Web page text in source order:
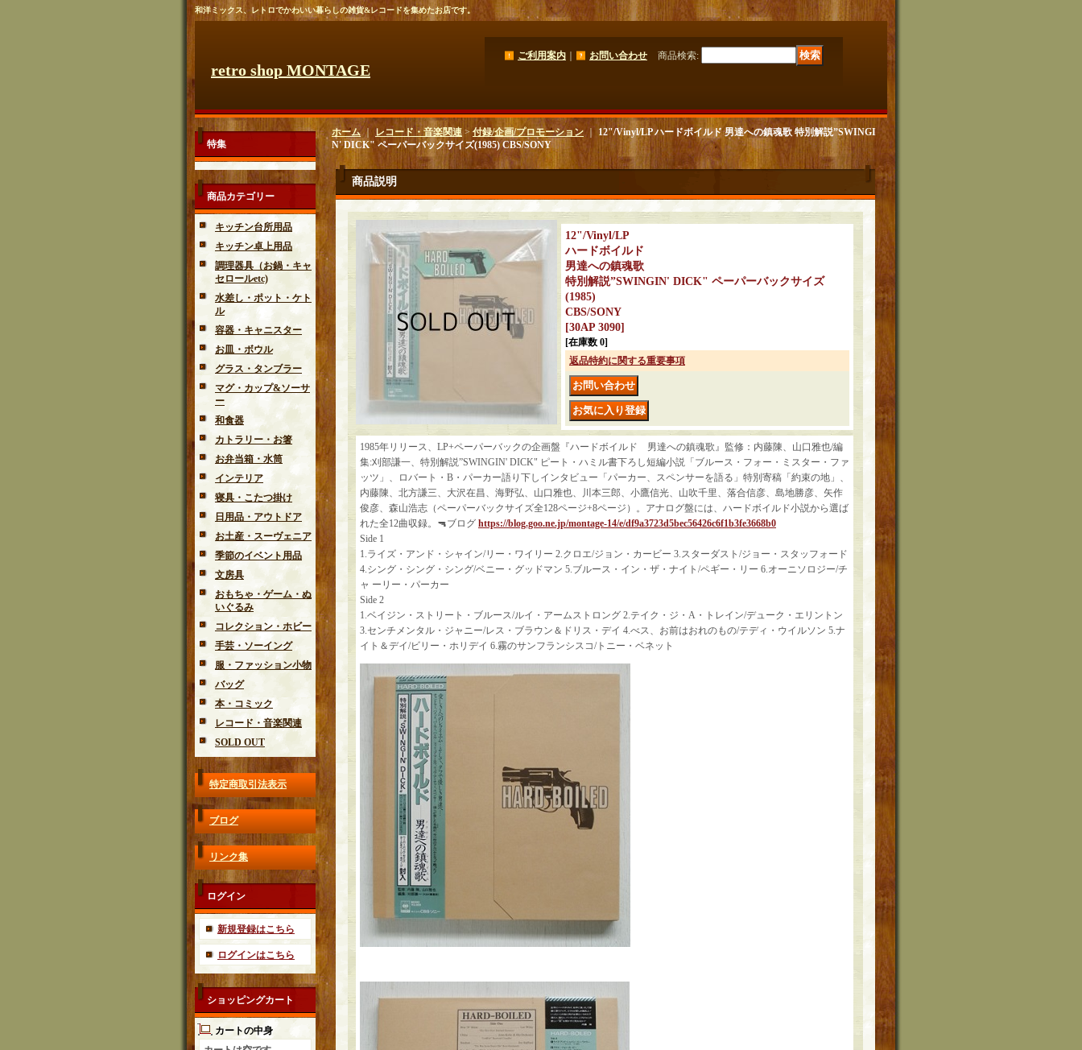
和洋ミックス、レトロでかわいい暮らしの雑貨&レコードを集めたお店です。
retro shop MONTAGE
ご利用案内 お問い合わせ 商品検索:
特集
商品カテゴリー
キッチン台所用品
キッチン卓上用品
調理器具（お鍋・キャ
セロールetc)
水差し・ポット・ケト
ル
容器・キャニスター
お皿・ボウル
グラス・タンブラー
マグ・カップ&ソーサ
ー
和食器
カトラリー・お箸
お弁当箱・水筒
インテリア
寝具・こたつ掛け
日用品・アウトドア
お土産・スーヴェニア
季節のイベント用品
文房具
おもちゃ・ゲーム・ぬ
いぐるみ
コレクション・ホビー
手芸・ソーイング
服・ファッション小物
バッグ
本・コミック
レコード・音楽関連
SOLD OUT
特定商取引法表示
ブログ
リンク集
ログイン
新規登録はこちら
ログインはこちら
ショッピングカート
カートの中身
ホーム｜ レコード・音楽関連 > 付録/企画/プロモーション｜ 12"/Vinyl/LP ハードボイルド 男達への鎮魂歌 特別解説”SWINGI
N' DICK" ペーパーバックサイズ(1985) CBS/SONY
商品説明
12"/Vinyl/LP
ハードボイルド
男達への鎮魂歌
特別解説”SWINGIN' DICK" ペーパーバックサイズ
(1985)
CBS/SONY
[30AP 3090]
[在庫数 0]
返品特約に関する重要事項
1985年リリース、LP+ペーパーバックの企画盤『ハードボイルド 男達への鎮魂歌』監修：内藤陳、山口雅也/編
集:刈部謙一、特別解説”SWINGIN' DICK" ピート・ハミル書下ろし短編小説「ブルース・フォー・ミスター・ファ
ッツ」、ロバート・B・パーカー語り下しインタビュー「パーカー、スペンサーを語る」特別寄稿「約束の地」、
内藤陳、北方謙三、大沢在昌、海野弘、山口雅也、川本三郎、小鷹信光、山吹千里、落合信彦、島地勝彦、矢作
俊彦、森山浩志（ペーパーバックサイズ全128ページ+8ページ）。アナログ盤には、ハードボイルド小説から選ば
れた全12曲収録。🔫ブログ https://blog.goo.ne.jp/montage-14/e/df9a3723d5bec56426c6f1b3fe3668b0
Side 1
1.ライズ・アンド・シャイン/リー・ワイリー 2.クロエ/ジョン・カービー 3.スターダスト/ジョー・スタッフォード
4.シング・シング・シング/ベニー・グッドマン 5.ブルース・イン・ザ・ナイト/ペギー・リー 6.オーニソロジー/チ
ャ ーリー・パーカー
Side 2
1.ベイジン・ストリート・ブルース/ルイ・アームストロング 2.テイク・ジ・A・トレイン/デューク・エリントン
3.センチメンタル・ジャニー/レス・ブラウン＆ドリス・デイ 4.べス、お前はおれのもの/テディ・ウイルソン 5.ナ
イト＆デイ/ビリー・ホリデイ 6.霧のサンフランシスコ/トニー・ベネット